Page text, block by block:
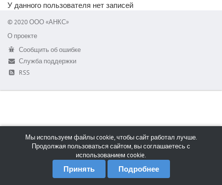
У данного пользователя нет записей
© 2020 ООО «АНКС»
О проекте
Сообщить об ошибке
Служба поддержки
RSS
Мы используем файлы cookie, чтобы сайт работал лучше.
Продолжая пользоваться сайтом, вы соглашаетесь с
использованием cookie.
Принять Подробнее